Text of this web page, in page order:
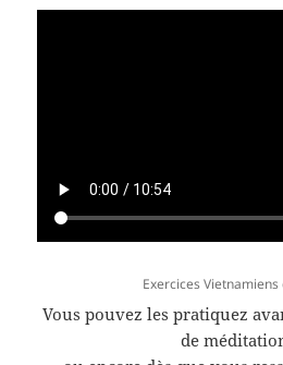
Exercices Vietnamiens
Vous pouvez les pratiquez
de